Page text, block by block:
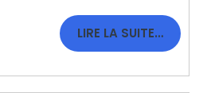
LIRE LA SUITE…LIRE
LA